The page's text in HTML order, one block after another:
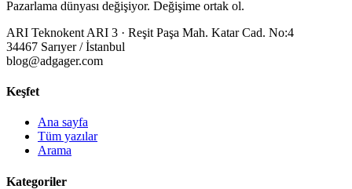
Pazarlama dünyası değişiyor. Değişime ortak ol.
ARI Teknokent ARI 3 · Reşit Paşa Mah. Katar Cad. No:4
34467 Sarıyer / İstanbul
blog@adgager.com
Keşfet
Ana sayfa
Tüm yazılar
Arama
Kategoriler